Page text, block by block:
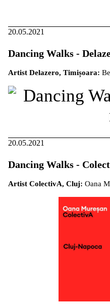
20.05.2021
Dancing Walks -
Artist Delazero, Timișoara:
20.05.2021
Dancing Walks -
Artist ColectivA, Cluj: Oana